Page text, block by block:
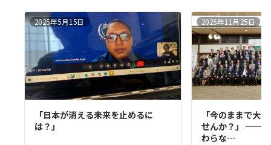
2025年5月15日
「日本が消える未来を止めるに
は？」
2025年11月25日
「今のままで大
せんか？」 ──
わらな…